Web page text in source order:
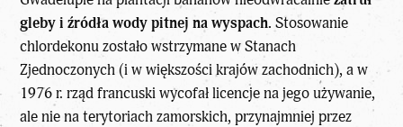
gleby i źródła wody pitnej na wyspach.Stosowanie
chlordekonu zostało wstrzymane w Stanach
Zjednoczonych (i w większości krajów zachodnich), a w
1976 r. rząd francuski wycofał licencje na jego używanie,
ale nie na terytoriach zamorskich, przynajmniej przez